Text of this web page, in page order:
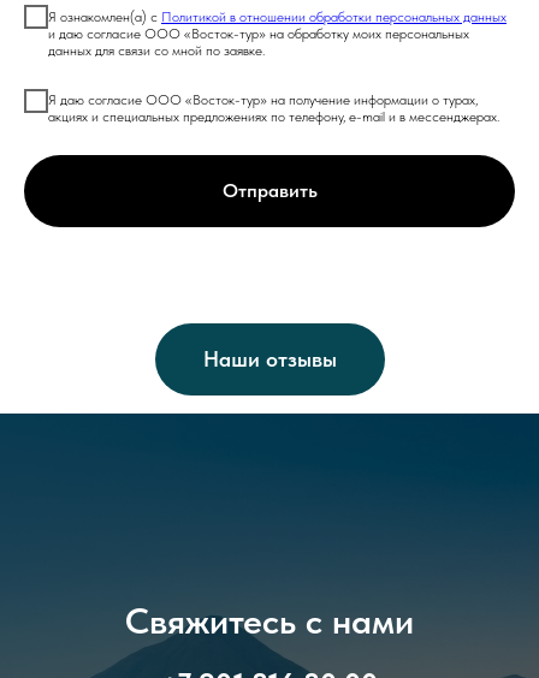
Я ознакомлен(а) с Политикой в отношении обработки персональных данных
и даю согласие ООО «Восток-тур» на обработку моих персональных
данных для связи со мной по заявке.
Я даю согласие ООО «Восток-тур» на получение информации о турах,
акциях и специальных предложениях по телефону, e-mail и в мессенджерах.
Отправить
Наши отзывы
Свяжитесь с нами